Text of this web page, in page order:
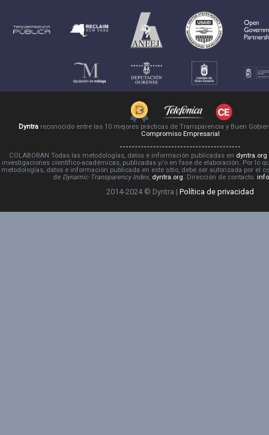
Dyntrareconocido entre las 10 mejores prácticas de Transparencia y Buen
Compromiso Empresarial
COLABORAN Todas las metodologías, datos e información publicadas en dyntra.org
investigaciones científico-académicas, publicadas y/o en fase de elaboración. Por lo
metodologías, datos e información publicada en este sitio, debe ser autorizada por el
de Dynamic Transparency Index, dyntra.org. Dirección de contacto:
2014-2024 © Dyntra | Política de privacidad